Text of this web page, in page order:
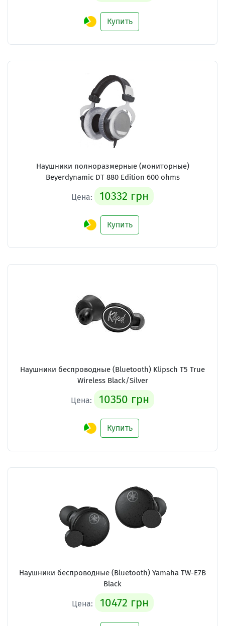
Купить
Наушники полноразмерные (мониторные)
Beyerdynamic DT 880 Edition 600 ohms
Цена: 10332 грн
Купить
Наушники беспроводные (Bluetooth) Klipsch T5 True
Wireless Black/Silver
Цена: 10350 грн
Купить
Наушники беспроводные (Bluetooth) Yamaha TW-E7B
Black
Цена: 10472 грн